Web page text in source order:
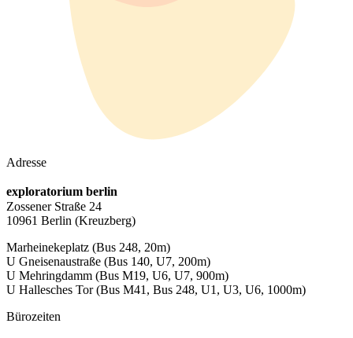
Adresse
exploratorium berlin
Zossener Straße 24
10961 Berlin (Kreuzberg)
Marheinekeplatz (Bus 248, 20m)
U Gneisenaustraße (Bus 140, U7, 200m)
U Mehringdamm (Bus M19, U6, U7, 900m)
U Hallesches Tor(Bus M41, Bus 248, U1, U3, U6, 1000m)
Bürozeiten